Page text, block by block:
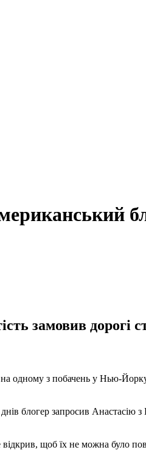
замовив дорогі
з побачень у Нью-
блогер запросив Анастасію
щоб їх не можна було